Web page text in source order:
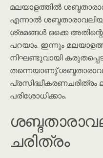
മലയാളത്തിൽ
എന്നാൽ
ശ്രമങ്ങൾ ഒക്കെ
പറയാം. ഇന്നും
നിഘണ്ടുവായി
പരിശോധിക്കാം.
ചരിത്രം